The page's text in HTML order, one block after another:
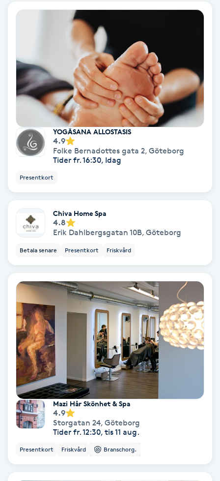
Fotmassage
Fotvård
Fransar
Fransborttagning
Fransfärgning
Fransförlängning
Fransförlängning Megavolym
Fransförlängning Volym
Fransrengöring
Frekvensterapi
Friskvård
Friskvårdsmassage
Frisör
Funktionsanalys
Färgning
YOGĀSANA ALLOSTASIS
4.9
Folke Bernadottes gata 2, Göteborg
Tider fr. 16:30, Idag
Presentkort
Chiva Home Spa
4.8
Erik Dahlbergsgatan 10B, Göteborg
Betala senare Presentkort Friskvård
Mazi Hår Skönhet & Spa
4.9
Storgatan 24, Göteborg
Tider fr. 12:30, tis 11 aug.
Presentkort Friskvård Branschorg.